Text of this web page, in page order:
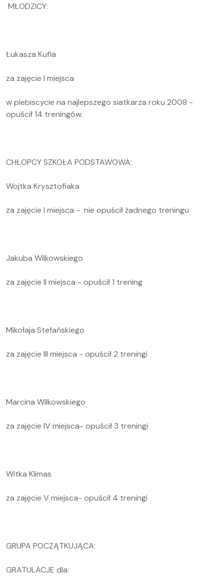
MŁODZICY:
Łukasza Kufla
za zajęcie I miejsca
w plebiscycie na najlepszego siatkarza roku 2008 -
opuścił 14 treningów.
CHŁOPCY SZKOŁA PODSTAWOWA:
Wojtka Krysztofiaka
za zajęcie I miejsca - nie opuścił żadnego treningu
Jakuba Wilkowskiego
za zajęcie II miejsca - opuścił 1 trening
Mikołaja Stefańskiego
za zajęcie III miejsca - opuścił 2 treningi
Marcina Wilkowskiego
za zajęcie IV miejsca- opuścił 3 treningi
Witka Klimas
za zajęcie V miejsca- opuścił 4 treningi
GRUPA POCZĄTKUJĄCA:
GRATULACJE dla: